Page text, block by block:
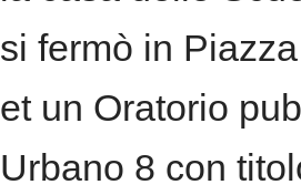
si fermò in
et un Oratorio
Urbano 8 con